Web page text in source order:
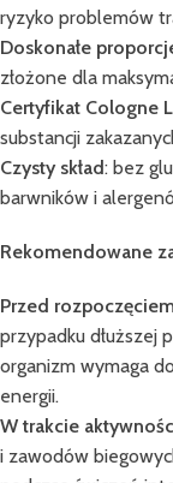
ryzyko problemów
Doskonałe
złożone dla
Certyfikat Cologne
substancji
Czysty skład: bez
barwników i
Rekomendowane
Przed
przypadku dłuższej
organizm wymaga
energii.
W trakcie
i zawodów